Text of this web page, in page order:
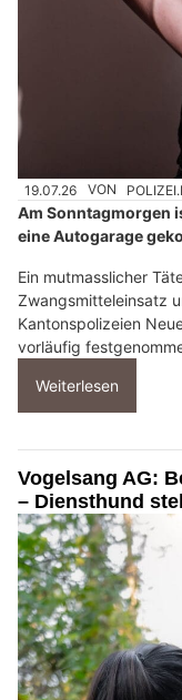
19.07.26 VON
Am Sonntagmorgen
eine Autogarage
Ein mutmasslicher
Zwangsmitteleinsatz
Kantonspolizeien
vorläufig
Weiterlesen
Vogelsang AG:
– Diensthund